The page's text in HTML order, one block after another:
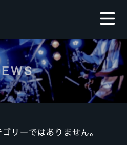
リーではありません。